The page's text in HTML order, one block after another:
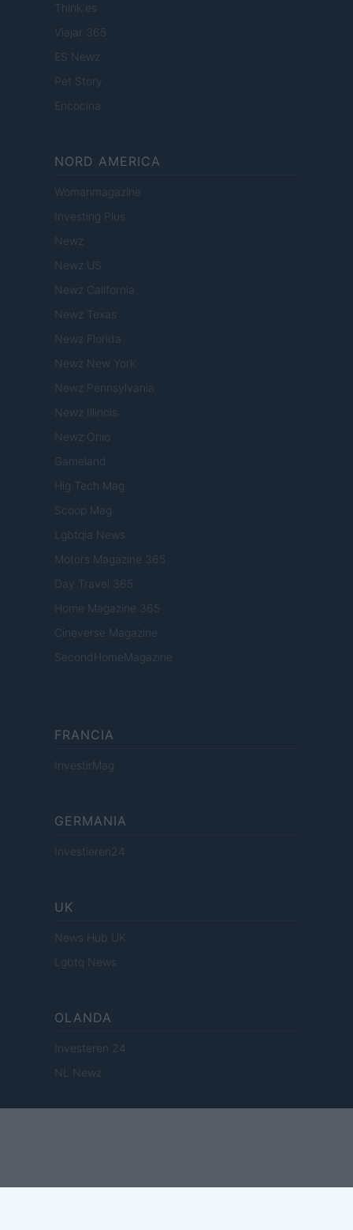
Think.es
Viajar 365
ES Newz
Pet Story
Encocina
NORD AMERICA
Womanmagazine
Investing Plus
Newz
Newz US
Newz California
Newz Texas
Newz Florida
Newz New York
Newz Pennsylvania
Newz Illinois
Newz Ohio
Gameland
Hig Tech Mag
Scoop Mag
Lgbtqia News
Motors Magazine 365
Day Travel 365
Home Magazine 365
Cineverse Magazine
SecondHomeMagazine
FRANCIA
InvestirMag
GERMANIA
Investieren24
UK
News Hub UK
Lgbtq News
OLANDA
Investeren 24
NL Newz